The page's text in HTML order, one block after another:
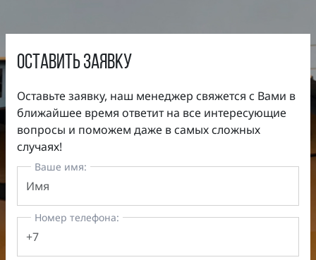
оставить заявку
Оставьте заявку, наш менеджер свяжется с Вами в
ближайшее время ответит на все интересующие
вопросы и поможем даже в самых сложных
случаях!
Ваше имя:
Номер телефона: